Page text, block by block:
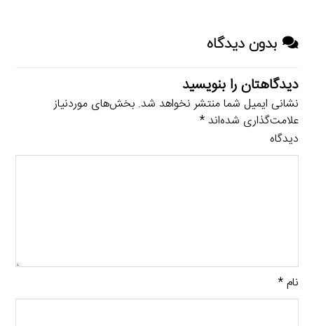
بدون دیدگاه
دیدگاهتان را بنویسید
نشانی ایمیل شما منتشر نخواهد شد. بخش‌های موردنیاز
علامت‌گذاری شده‌اند*
دیدگاه
نام*